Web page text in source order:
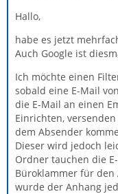
Hallo,
habe es jetzt
Auch Google ist
Ich möchte einen
sobald eine E-Mail
die E-Mail an einen
Einrichten,
dem Absender
Dieser wird jedoch
Ordner tauchen die
Büroklammer für den
wurde der Anhang